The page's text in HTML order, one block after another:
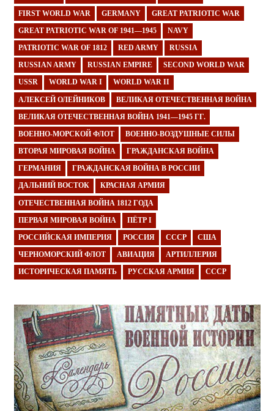
FIRST WORLD WAR GERMANY GREAT PATRIOTIC WAR
GREAT PATRIOTIC WAR OF 1941—1945 NAVY
PATRIOTIC WAR OF 1812 RED ARMY RUSSIA
RUSSIAN ARMY RUSSIAN EMPIRE SECOND WORLD WAR
USSR WORLD WAR I WORLD WAR II
АЛЕКСЕЙ ОЛЕЙНИКОВ ВЕЛИКАЯ ОТЕЧЕСТВЕННАЯ ВОЙНА
ВЕЛИКАЯ ОТЕЧЕСТВЕННАЯ ВОЙНА 1941—1945 ГГ.
ВОЕННО-МОРСКОЙ ФЛОТ ВОЕННО-ВОЗДУШНЫЕ СИЛЫ
ВТОРАЯ МИРОВАЯ ВОЙНА ГРАЖДАНСКАЯ ВОЙНА
ГЕРМАНИЯ ГРАЖДАНСКАЯ ВОЙНА В РОССИИ
ДАЛЬНИЙ ВОСТОК КРАСНАЯ АРМИЯ
ОТЕЧЕСТВЕННАЯ ВОЙНА 1812 ГОДА
ПЕРВАЯ МИРОВАЯ ВОЙНА ПЁТР I
РОССИЙСКАЯ ИМПЕРИЯ РОССИЯ СССР США
ЧЕРНОМОРСКИЙ ФЛОТ АВИАЦИЯ АРТИЛЛЕРИЯ
ИСТОРИЧЕСКАЯ ПАМЯТЬ РУССКАЯ АРМИЯ СССР